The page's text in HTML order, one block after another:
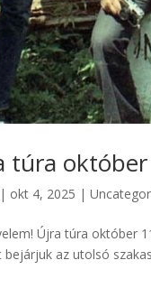
túra
| okt 4, 2025 |
Újra túra október
az utolsó